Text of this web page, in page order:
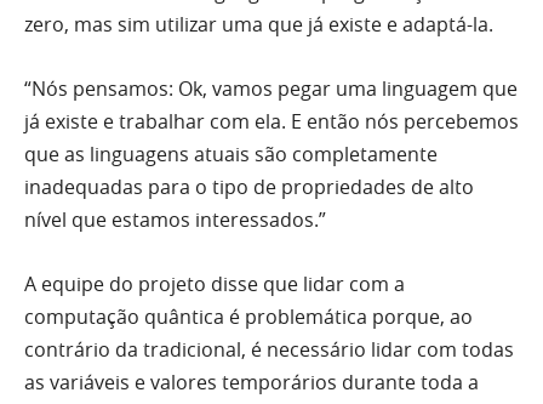
zero, mas sim utilizar uma que já existe e adaptá-la.
“Nós pensamos: Ok, vamos pegar uma linguagem que
já existe e trabalhar com ela. E então nós percebemos
que as linguagens atuais são completamente
inadequadas para o tipo de propriedades de alto
nível que estamos interessados.”
A equipe do projeto disse que lidar com a
computação quântica é problemática porque, ao
contrário da tradicional, é necessário lidar com todas
as variáveis e valores temporários durante toda a